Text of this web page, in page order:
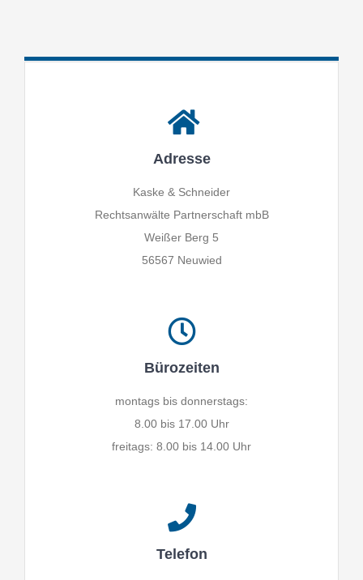
Adresse
Kaske & Schneider
Rechtsanwälte Partnerschaft mbB
Weißer Berg 5
56567 Neuwied
Bürozeiten
montags bis donnerstags:
8.00 bis 17.00 Uhr
freitags: 8.00 bis 14.00 Uhr
Telefon